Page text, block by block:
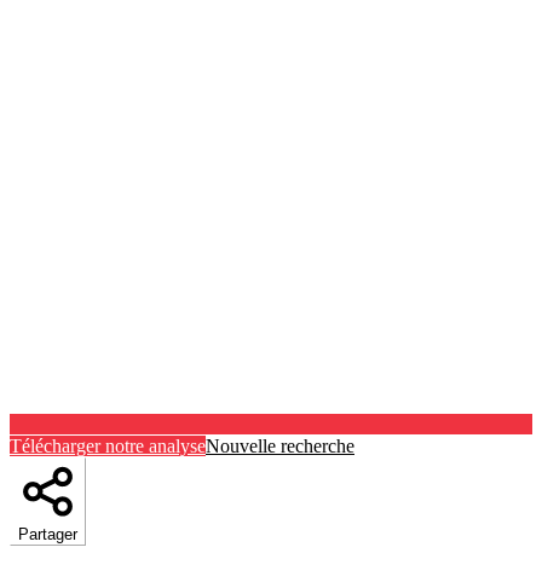
Télécharger notre analyseNouvelle recherche
Partager